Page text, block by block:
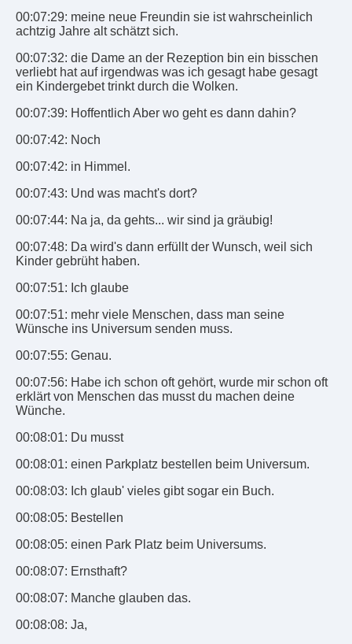
00:07:29: meine neue Freundin sie ist wahrscheinlich
achtzig Jahre alt schätzt sich.
00:07:32: die Dame an der Rezeption bin ein bisschen
verliebt hat auf irgendwas was ich gesagt habe gesagt
ein Kindergebet trinkt durch die Wolken.
00:07:39: Hoffentlich Aber wo geht es dann dahin?
00:07:42: Noch
00:07:42: in Himmel.
00:07:43: Und was macht's dort?
00:07:44: Na ja, da gehts... wir sind ja gräubig!
00:07:48: Da wird's dann erfüllt der Wunsch, weil sich
Kinder gebrüht haben.
00:07:51: Ich glaube
00:07:51: mehr viele Menschen, dass man seine
Wünsche ins Universum senden muss.
00:07:55: Genau.
00:07:56: Habe ich schon oft gehört, wurde mir schon oft
erklärt von Menschen das musst du machen deine
Wünche.
00:08:01: Du musst
00:08:01: einen Parkplatz bestellen beim Universum.
00:08:03: Ich glaub' vieles gibt sogar ein Buch.
00:08:05: Bestellen
00:08:05: einen Park Platz beim Universums.
00:08:07: Ernsthaft?
00:08:07: Manche glauben das.
00:08:08: Ja,